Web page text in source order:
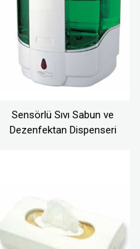
Sensörlü Sıvı Sabun ve
Dezenfektan Dispenseri